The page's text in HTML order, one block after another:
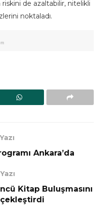
de azaltabilir, nitelikli
noktaladı.
Ankara’da
Kitap Buluşmasını